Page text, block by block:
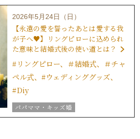
グラツィエのウエディング情報
ブライダルアイテム
結婚式の豆知識
ウエディングスタッフｖｏｉｃｅ
チームグラツィエメンバー
2026年5月24日（日）
【永遠の愛を誓ったあとは愛する我
が子へ♥】リングピローに込められ
た意味と結婚式後の使い道とは？
#リングピロー、＃結婚式、＃チャ
ペル式、#ウェディンググッズ、
#Diy
パパママ・キッズ婚
結婚式の演出
美花嫁ブログ